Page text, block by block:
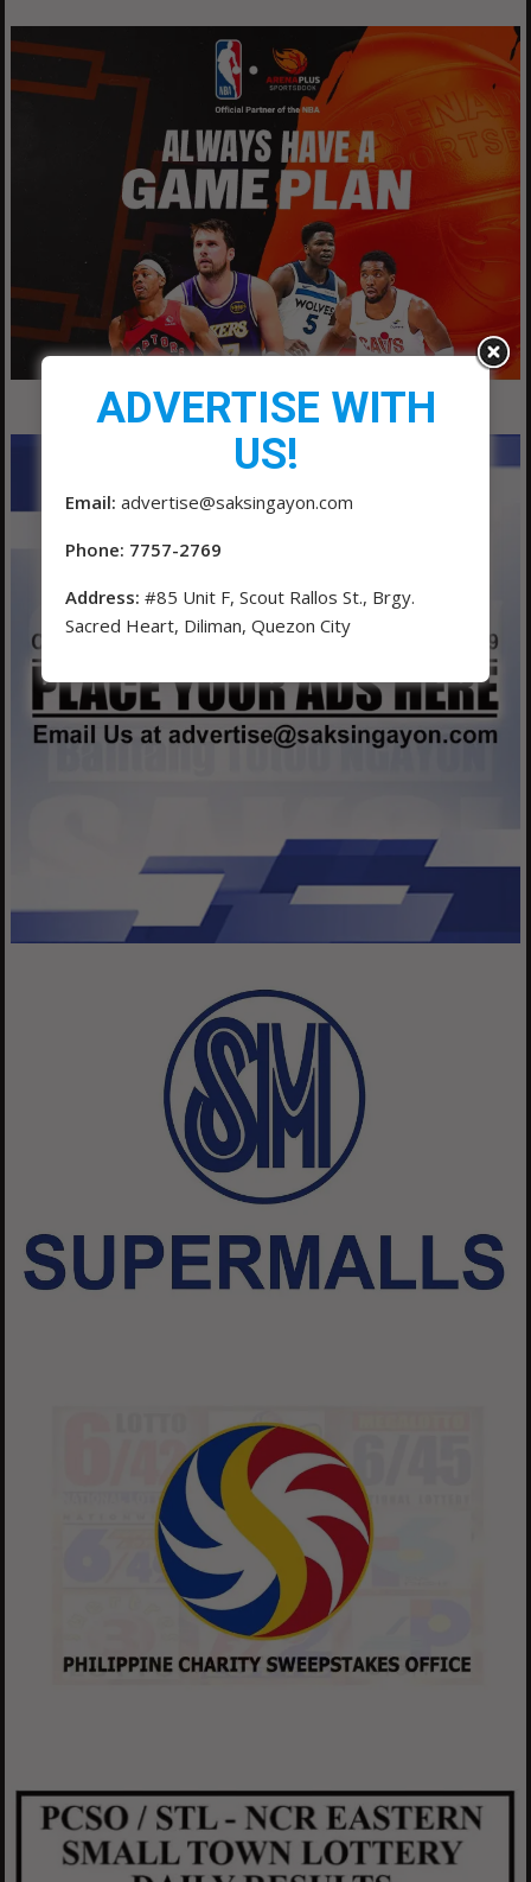
ADVERTISE WITH
US!
Email: advertise@saksingayon.com
Phone: 7757-2769
Address: #85 Unit F, Scout Rallos St., Brgy.
Sacred Heart, Diliman, Quezon City